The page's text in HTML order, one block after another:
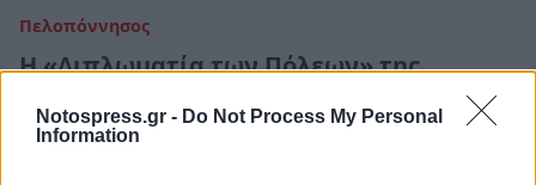
Notospress.gr - Do Not Process My Personal
Information
Πελοπόννησος
Η «Διπλωματία των Πόλεων» της
15 Απριλίου 2025 12:27